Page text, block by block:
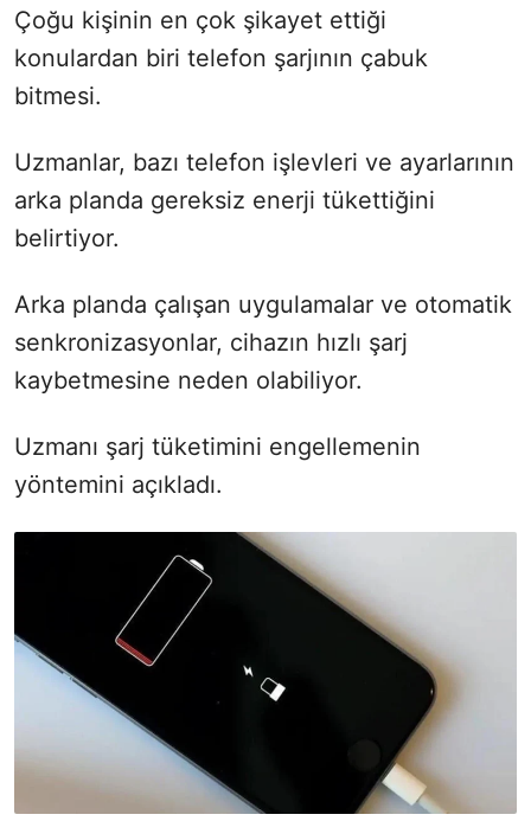
Çoğu kişinin en çok şikayet ettiği
konulardan biri telefon şarjının çabuk
bitmesi.
Uzmanlar, bazı telefon işlevleri ve ayarlarının
arka planda gereksiz enerji tükettiğini
belirtiyor.
Arka planda çalışan uygulamalar ve otomatik
senkronizasyonlar, cihazın hızlı şarj
kaybetmesine neden olabiliyor.
Uzmanı şarj tüketimini engellemenin
yöntemini açıkladı.